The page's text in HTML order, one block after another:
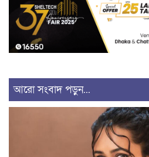
আরো সংবাদ পড়ুন...